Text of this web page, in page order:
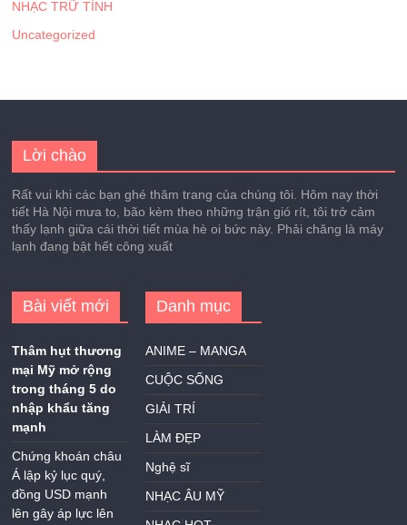
NHẠC TRỮ TÌNH
Uncategorized
Lời chào
Rất vui khi các bạn ghé thăm trang của chúng tôi. Hôm nay thời
tiết Hà Nội mưa to, bão kèm theo những trận gió rít, tôi trở cảm
thấy lạnh giữa cái thời tiết mùa hè oi bức này. Phải chăng là máy
lạnh đang bật hết công xuất
Bài viết mới
Thâm hụt thương
mại Mỹ mở rộng
trong tháng 5 do
nhập khẩu tăng
mạnh
Chứng khoán châu
Á lập kỷ lục quý,
đồng USD mạnh
lên gây áp lực lên
Danh mục
ANIME – MANGA
CUỘC SỐNG
GIẢI TRÍ
LÀM ĐẸP
Nghệ sĩ
NHẠC ÂU MỸ